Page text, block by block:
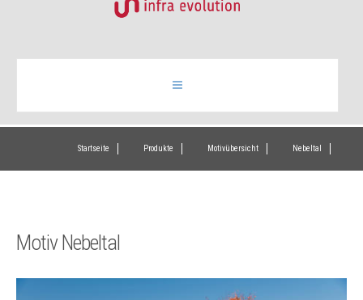
Infrarotheizung
Kontakt
Startseite Produkte Motivübersicht Nebeltal
Motiv Nebeltal